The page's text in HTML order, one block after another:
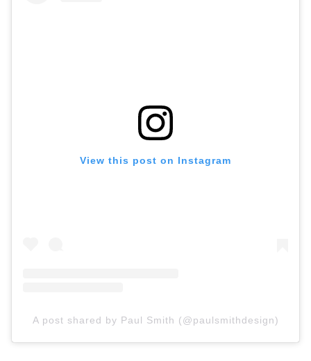
View this post on Instagram
A post shared by Paul Smith (@paulsmithdesign)